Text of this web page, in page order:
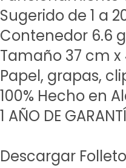
Sugerido de 1 a
Contenedor 6.6
Tamaño 37 cm
Papel, grapas,
100% Hecho en
1 AÑO DE
Descargar Folleto